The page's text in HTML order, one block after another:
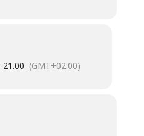
-21.00 (GMT+02:00)